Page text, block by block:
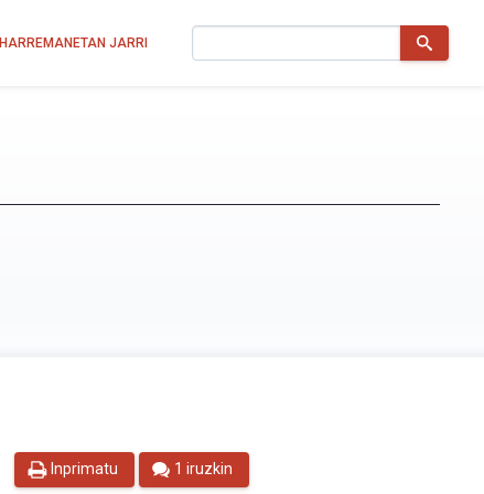
HARREMANETAN JARRI
Inprimatu 1 iruzkin